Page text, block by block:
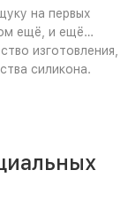
на первых
ещё, и ещё…
изготовления,
силикона.